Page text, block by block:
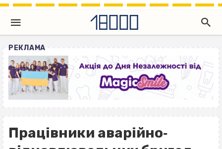
РЕКЛАМА
Працівники аварійно‐